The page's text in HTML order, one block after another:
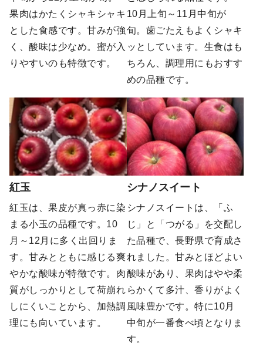
果肉はかたくシャキシャキ
とした食感です。甘みが強
く、酸味は少なめ。蜜が入
りやすいのも特徴です。
10月上旬～11月中旬が
旬。歯ごたえもよくシャキ
ッとしています。生食はも
ちろん、調理用にもおすす
めの品種です。
紅玉
紅玉は、果皮が真っ赤に染
まる小玉の品種です。10
月～12月に多く出回りま
す。甘みとともに感じる爽
やかな酸味が特徴です。肉
質がしっかりとして荷崩れ
しにくいことから、加熱調
理にも向いています。
シナノスイート
シナノスイートは、「ふ
じ」と「つがる」を交配し
た品種で、長野県で育成さ
れました。甘みとほどよい
酸味があり、果肉はやや柔
らかくて多汁、香りがよく
風味豊かです。特に10月
中旬が一番食べ頃となりま
す​。